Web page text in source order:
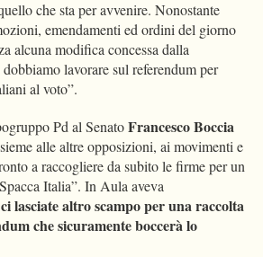
che sta per avvenire. Nonostante
emendamenti ed ordini del giorno
alcuna modifica concessa dalla
lavorare sul referendum per
al voto”.
Pd al SenatoFrancesco Boccia
alle altre opposizioni, ai movimenti e
a raccogliere da subito le firme per un
Italia”. In Aula aveva
lasciate altro scampo per una raccolta
che sicuramente boccerà lo